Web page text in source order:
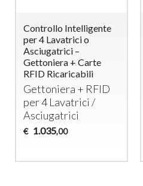
Controllo Intelligente
per 4 Lavatrici o
Asciugatrici –
Gettoniera + Carte
RFID Ricaricabili
Gettoniera + RFID
per 4 Lavatrici /
Asciugatrici
€ 1.035,00